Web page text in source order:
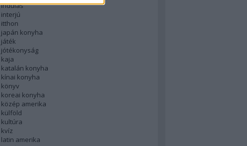
indulás
interjú
itthon
japán konyha
játék
jótékonyság
kaja
katalán konyha
kínai konyha
könyv
koreai konyha
közép amerika
külföld
kultúra
kvíz
latin amerika